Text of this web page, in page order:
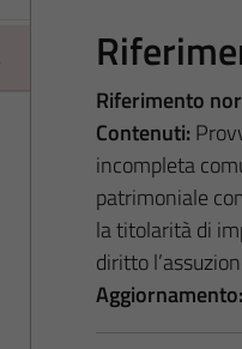
Riferimento
Contenuti:
incompleta
patrimoniale
la titolarità di
diritto
Aggiornamento: